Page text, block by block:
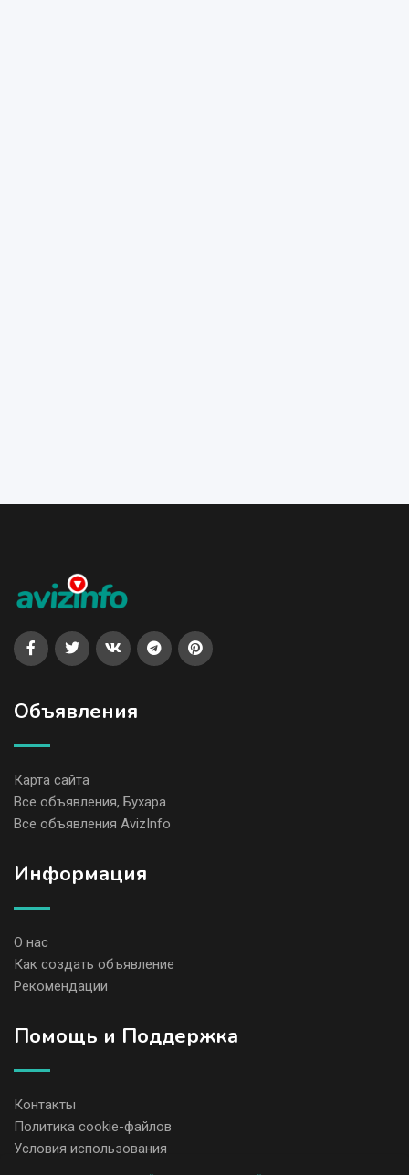
Объявления
Карта сайта
Все объявления, Бухара
Все объявления AvizInfo
Информация
О нас
Как создать объявление
Рекомендации
Помощь и Поддержка
Контакты
Политика cookie-файлов
Условия использования